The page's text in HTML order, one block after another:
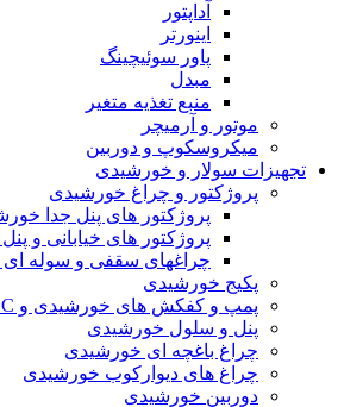
آداپتور
اینورتر
پاور سوئیچینگ
مبدل
منبع تغذیه متغیر
موتور و آرمیچر
میکروسکوپ و دوربین
تجهیزات سولار و خورشیدی
پروژکتور و چراغ خورشیدی
پروژکتور های پنل جدا
پروژکتور های خیابانی و
چراغهای سقفی و سوله
پکیج خورشیدی
پمپ و کفکش های خورشیدی و DC
پنل و سلول خورشیدی
چراغ باغچه ای خورشیدی
چراغ های دیوارکوب خورشیدی
دوربین خورشیدی